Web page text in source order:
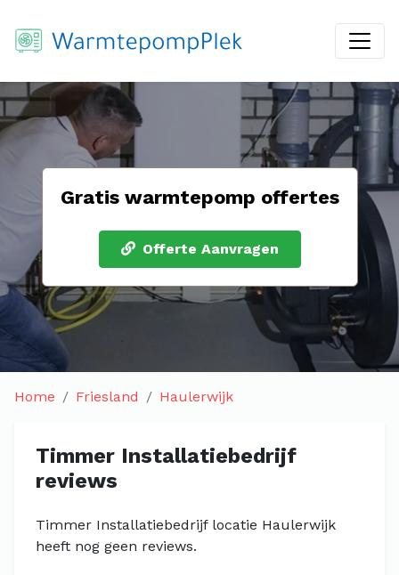
Gratis warmtepomp offertes
Offerte Aanvragen
Home Friesland Haulerwijk
Timmer Installatiebedrijf
reviews
Timmer Installatiebedrijf locatie Haulerwijk
heeft nog geen reviews.